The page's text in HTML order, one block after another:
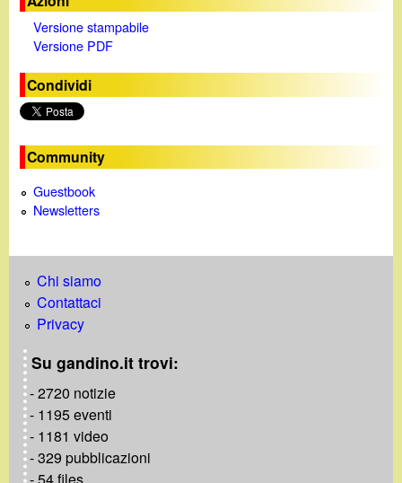
Versione stampabile
Versione PDF
Condividi
Community
Guestbook
Newsletters
Chi siamo
Contattaci
Privacy
Su gandino.it trovi:
- 2720 notizie
- 1195 eventi
- 1181 video
- 329 pubblicazioni
- 54 files